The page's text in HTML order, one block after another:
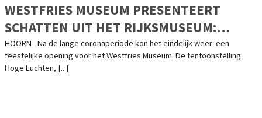
WESTFRIES MUSEUM PRESENTEERT
SCHATTEN UIT HET RIJKSMUSEUM:
TENTOONSTELLING HOGE LUCHTEN VAN
START
HOORN - Na de lange coronaperiode kon het eindelijk weer: een
feestelijke opening voor het Westfries Museum. De tentoonstelling
Hoge Luchten, [...]